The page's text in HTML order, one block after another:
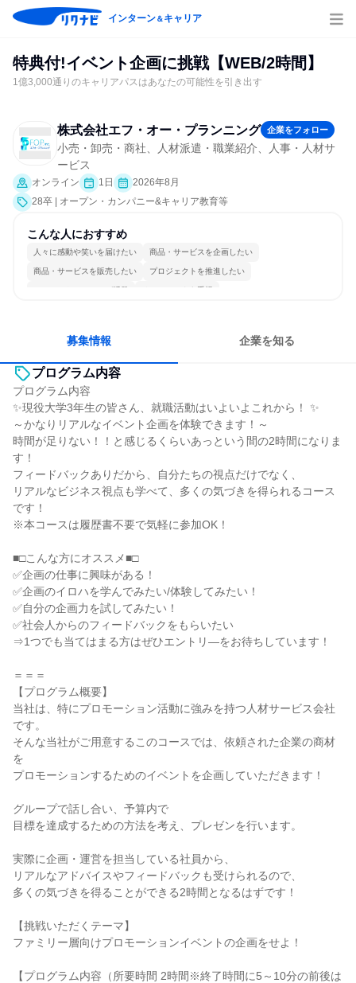
インターン＆キャリア
特典付!イベント企画に挑戦【WEB/2時間】
1億3,000通りのキャリアパスはあなたの可能性を引き出す
株式会社エフ・オー・プランニング 企業をフォロー
小売・卸売・商社、人材派遣・職業紹介、人事・人材サ
ービス
オンライン 1日
2026年8月
28卒 | オープン・カンパニー&キャリア教育等
こんな人におすすめ
人々に感動や笑いを届けたい 商品・サービスを企画したい
商品・サービスを販売したい プロジェクトを推進したい
コミュニケーションが活発 チームワークを重視
募集情報 企業を知る
プログラム内容
プログラム内容
✨現役大学3年生の皆さん、就職活動はいよいよこれから！ ✨
～かなりリアルなイベント企画を体験できます！～
時間が足りない！！と感じるくらいあっという間の2時間になりま
す！
フィードバックありだから、自分たちの視点だけでなく、
リアルなビジネス視点も学べて、多くの気づきを得られるコース
です！
※本コースは履歴書不要で気軽に参加OK！
■□こんな方にオススメ■□
✅企画の仕事に興味がある！
✅企画のイロハを学んでみたい/体験してみたい！
✅自分の企画力を試してみたい！
✅社会人からのフィードバックをもらいたい
⇒1つでも当てはまる方はぜひエントリ―をお待ちしています！
＝＝＝
【プログラム概要】
当社は、特にプロモーション活動に強みを持つ人材サービス会社
です。
そんな当社がご用意するこのコースでは、依頼された企業の商材
を
プロモーションするためのイベントを企画していただきます！
グループで話し合い、予算内で
目標を達成するための方法を考え、プレゼンを行います。
実際に企画・運営を担当している社員から、
リアルなアドバイスやフィードバックも受けられるので、
多くの気づきを得ることができる2時間となるはずです！
【挑戦いただくテーマ】
ファミリー層向けプロモーションイベントの企画をせよ！
【プログラム内容（所要時間 2時間※終了時間に5～10分の前後は